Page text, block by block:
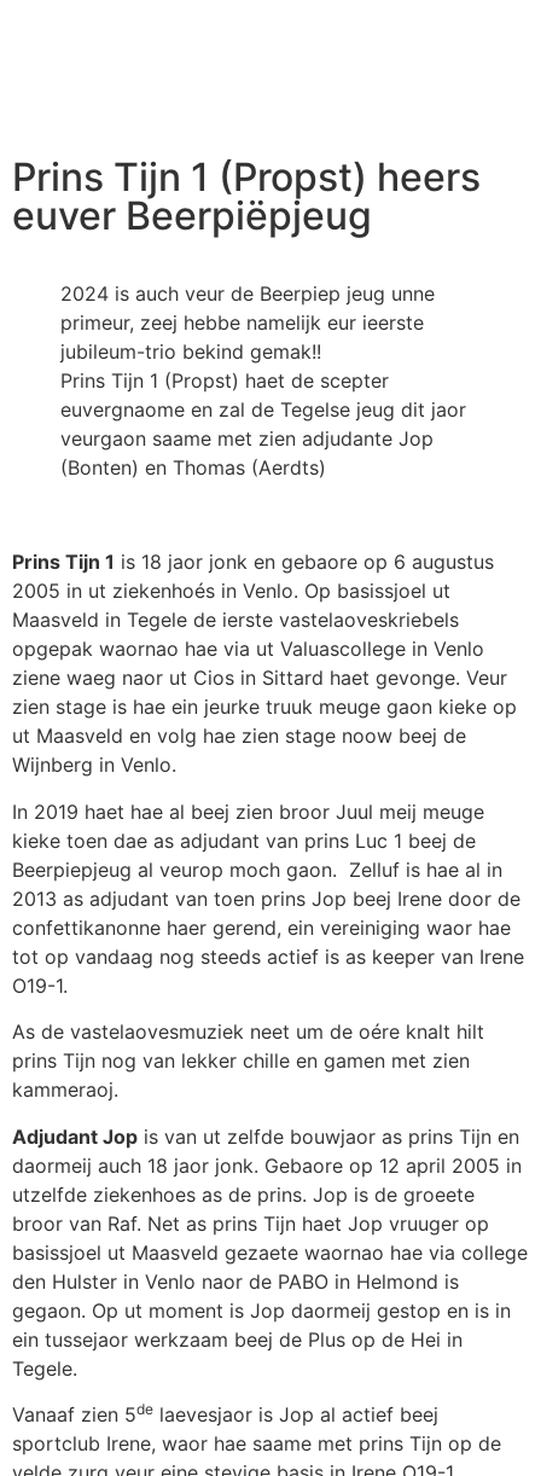
Prins Tijn 1 (Propst) heers
euver Beerpiëpjeug
2024 is auch veur de Beerpiep jeug unne
primeur, zeej hebbe namelijk eur ieerste
jubileum-trio bekind gemak!!
Prins Tijn 1 (Propst) haet de scepter
euvergnaome en zal de Tegelse jeug dit jaor
veurgaon saame met zien adjudante Jop
(Bonten) en Thomas (Aerdts)
Prins Tijn 1 is 18 jaor jonk en gebaore op 6 augustus
2005 in ut ziekenhoés in Venlo. Op basissjoel ut
Maasveld in Tegele de ierste vastelaoveskriebels
opgepak waornao hae via ut Valuascollege in Venlo
ziene waeg naor ut Cios in Sittard haet gevonge. Veur
zien stage is hae ein jeurke truuk meuge gaon kieke op
ut Maasveld en volg hae zien stage noow beej de
Wijnberg in Venlo.
In 2019 haet hae al beej zien broor Juul meij meuge
kieke toen dae as adjudant van prins Luc 1 beej de
Beerpiepjeug al veurop moch gaon. Zelluf is hae al in
2013 as adjudant van toen prins Jop beej Irene door de
confettikanonne haer gerend, ein vereiniging waor hae
tot op vandaag nog steeds actief is as keeper van Irene
O19-1.
As de vastelaovesmuziek neet um de oére knalt hilt
prins Tijn nog van lekker chille en gamen met zien
kammeraoj.
Adjudant Jop is van ut zelfde bouwjaor as prins Tijn en
daormeij auch 18 jaor jonk. Gebaore op 12 april 2005 in
utzelfde ziekenhoes as de prins. Jop is de groeete
broor van Raf. Net as prins Tijn haet Jop vruuger op
basissjoel ut Maasveld gezaete waornao hae via college
den Hulster in Venlo naor de PABO in Helmond is
gegaon. Op ut moment is Jop daormeij gestop en is in
ein tussejaor werkzaam beej de Plus op de Hei in
Tegele.
Vanaaf zien 5de laevesjaor is Jop al actief beej
sportclub Irene, waor hae saame met prins Tijn op de